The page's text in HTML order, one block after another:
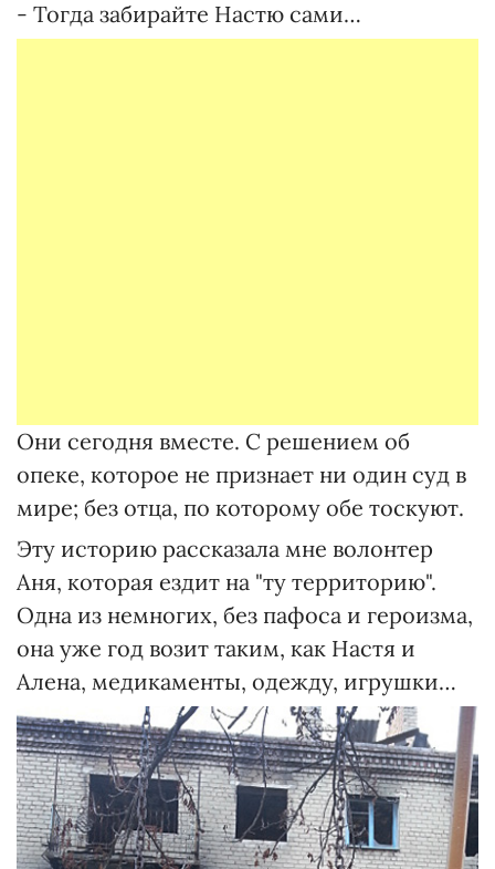
- Тогда забирайте Настю сами…
Они сегодня вместе. С решением об
опеке, которое не признает ни один суд в
мире; без отца, по которому обе тоскуют.
Эту историю рассказала мне волонтер
Аня, которая ездит на "ту территорию".
Одна из немногих, без пафоса и героизма,
она уже год возит таким, как Настя и
Алена, медикаменты, одежду, игрушки…